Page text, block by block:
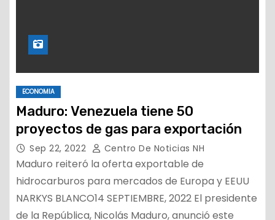
ECONOMIA
Maduro: Venezuela tiene 50
proyectos de gas para exportación
Sep 22, 2022 Centro De Noticias NH
Maduro reiteró la oferta exportable de
hidrocarburos para mercados de Europa y EEUU
NARKYS BLANCO14 SEPTIEMBRE, 2022 El presidente
de la República, Nicolás Maduro, anunció este